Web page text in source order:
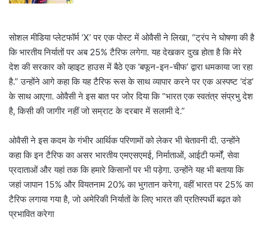
सोशल मीडिया प्लेटफॉर्म ‘X’ पर एक पोस्ट में ओवैसी ने लिखा, “ट्रंप ने घोषणा की है
कि भारतीय निर्यातों पर अब 25% टैरिफ लगेगा. यह देखकर दुख होता है कि मेरे
देश की सरकार को व्हाइट हाउस में बैठे एक ‘बफून-इन-चीफ’ द्वारा धमकाया जा रहा
है.” उन्होंने आगे कहा कि यह टैरिफ रूस के साथ व्यापार करने पर एक अस्पष्ट ‘दंड’
के साथ आएगा. ओवैसी ने इस बात पर जोर दिया कि “भारत एक स्वतंत्र संप्रभु देश
है, किसी की जागीर नहीं जो सम्राट के दरबार में सलामी दे.”
ओवैसी ने इस कदम के गंभीर आर्थिक परिणामों को लेकर भी चेतावनी दी. उन्होंने
कहा कि इन टैरिफ का असर भारतीय एमएसएमई, निर्माताओं, आईटी फर्मों, सेवा
प्रदाताओं और यहां तक कि हमारे किसानों पर भी पड़ेगा. उन्होंने यह भी बताया कि
जहां जापान 15% और वियतनाम 20% का भुगतान करेगा, वहीं भारत पर 25% का
टैरिफ लगाया गया है, जो अमेरिकी निर्यातों के लिए भारत की प्रतिस्पर्धी बढ़त को
प्रभावित करेगा